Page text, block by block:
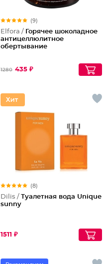
(9)
Elfora / Горячее шоколадное
антицеллюлитное
обертывание
1280 435 ₽
(8)
Dilis / Туалетная вода Unique
sunny
1511 ₽